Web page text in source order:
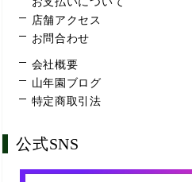
店舗アクセス
お問合わせ
会社概要
山年園ブログ
特定商取引法
公式SNS